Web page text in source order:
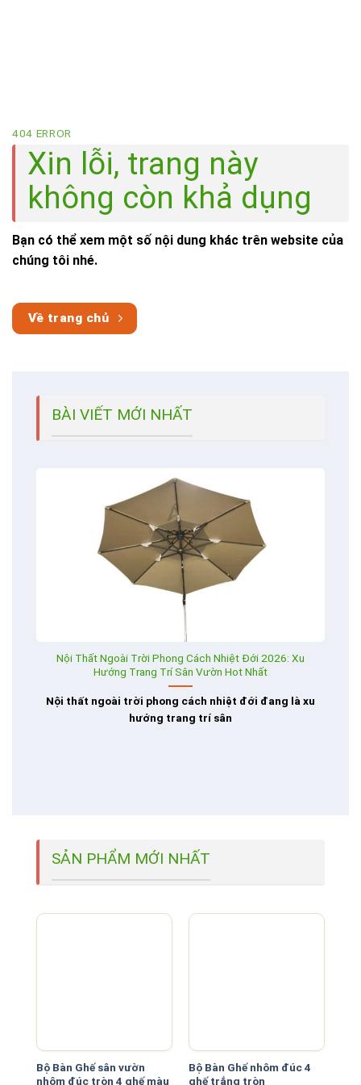
404 ERROR
Xin lỗi, trang này
không còn khả dụng
Bạn có thể xem một số nội dung khác trên website của
chúng tôi nhé.
Về trang chủ
BÀI VIẾT MỚI NHẤT
Nội Thất Ngoài Trời Phong Cách Nhiệt Đới 2026: Xu
Hướng Trang Trí Sân Vườn Hot Nhất
Nội thất ngoài trời phong cách nhiệt đới đang là xu
hướng trang trí sân
SẢN PHẨM MỚI NHẤT
Bộ Bàn Ghế sân vườn
nhôm đúc tròn 4 ghế màu
Bộ Bàn Ghế nhôm đúc 4
ghế trắng tròn